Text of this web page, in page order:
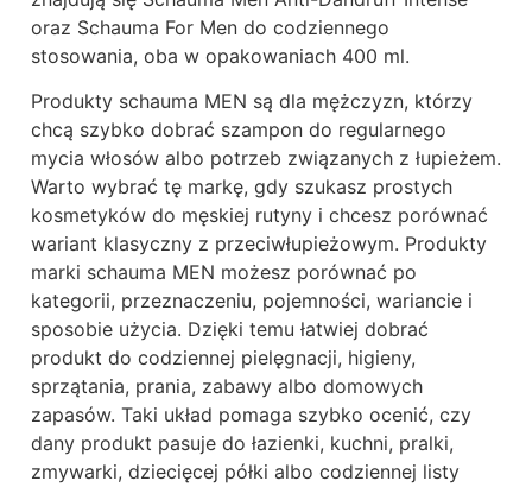
oraz Schauma For Men do codziennego
stosowania, oba w opakowaniach 400 ml.
Produkty schauma MEN są dla mężczyzn, którzy
chcą szybko dobrać szampon do regularnego
mycia włosów albo potrzeb związanych z łupieżem.
Warto wybrać tę markę, gdy szukasz prostych
kosmetyków do męskiej rutyny i chcesz porównać
wariant klasyczny z przeciwłupieżowym. Produkty
marki schauma MEN możesz porównać po
kategorii, przeznaczeniu, pojemności, wariancie i
sposobie użycia. Dzięki temu łatwiej dobrać
produkt do codziennej pielęgnacji, higieny,
sprzątania, prania, zabawy albo domowych
zapasów. Taki układ pomaga szybko ocenić, czy
dany produkt pasuje do łazienki, kuchni, pralki,
zmywarki, dziecięcej półki albo codziennej listy